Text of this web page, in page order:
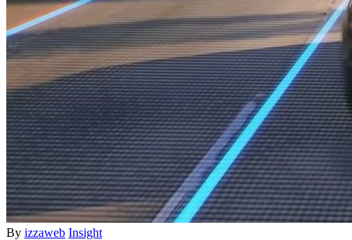
By izzaweb Insight